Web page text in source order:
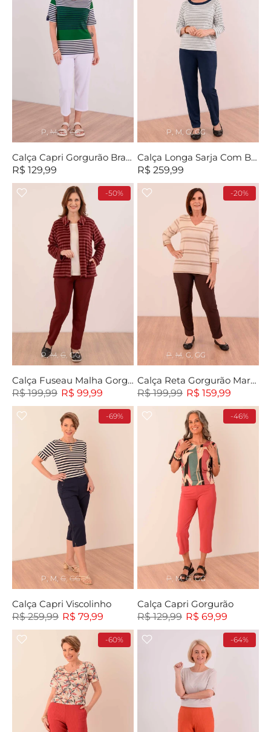
P M G GG
Calça Capri Gorgurão Branca
R$ 129,99
P M G GG
Calça Longa Sarja Com Bolso
R$ 259,99
-50%
P M G GG
Calça Fuseau Malha Gorgurão
R$ 199,99 R$ 99,99
-20%
P M G GG
Calça Reta Gorgurão Marrom
R$ 199,99 R$ 159,99
-69%
P M G GG
Calça Capri Viscolinho
R$ 259,99 R$ 79,99
-46%
P M G GG
Calça Capri Gorgurão
R$ 129,99 R$ 69,99
-60% -64%